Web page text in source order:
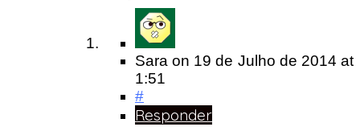
Sara on 19 de Julho de 2014at
1:51
#
Responder